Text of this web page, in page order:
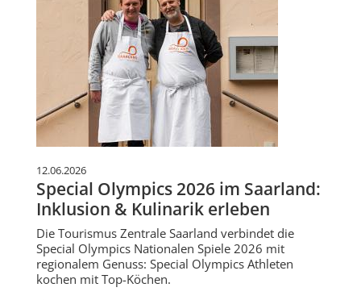
12.06.2026
Special Olympics 2026 im Saarland:
Inklusion & Kulinarik erleben
Die Tourismus Zentrale Saarland verbindet die
Special Olympics Nationalen Spiele 2026 mit
regionalem Genuss: Special Olympics Athleten
kochen mit Top-Köchen.